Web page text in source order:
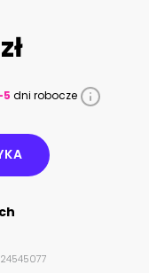
5 dni robocze